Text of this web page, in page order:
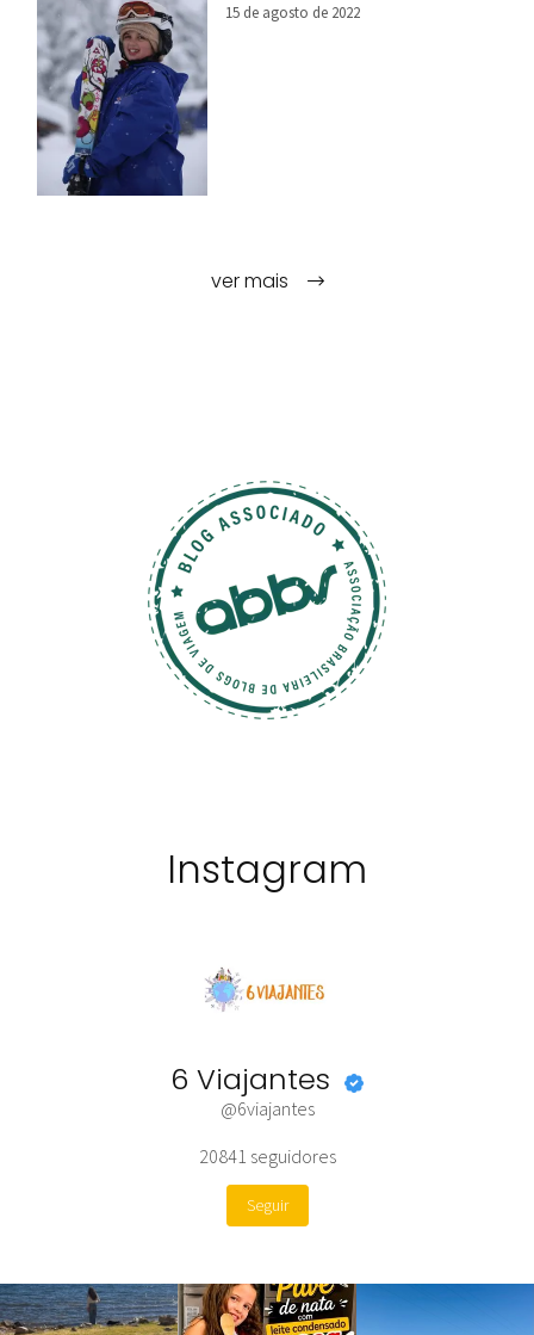
15 de agosto de 2022
ver mais
Instagram
6 Viajantes
@6viajantes
20841 seguidores
Seguir